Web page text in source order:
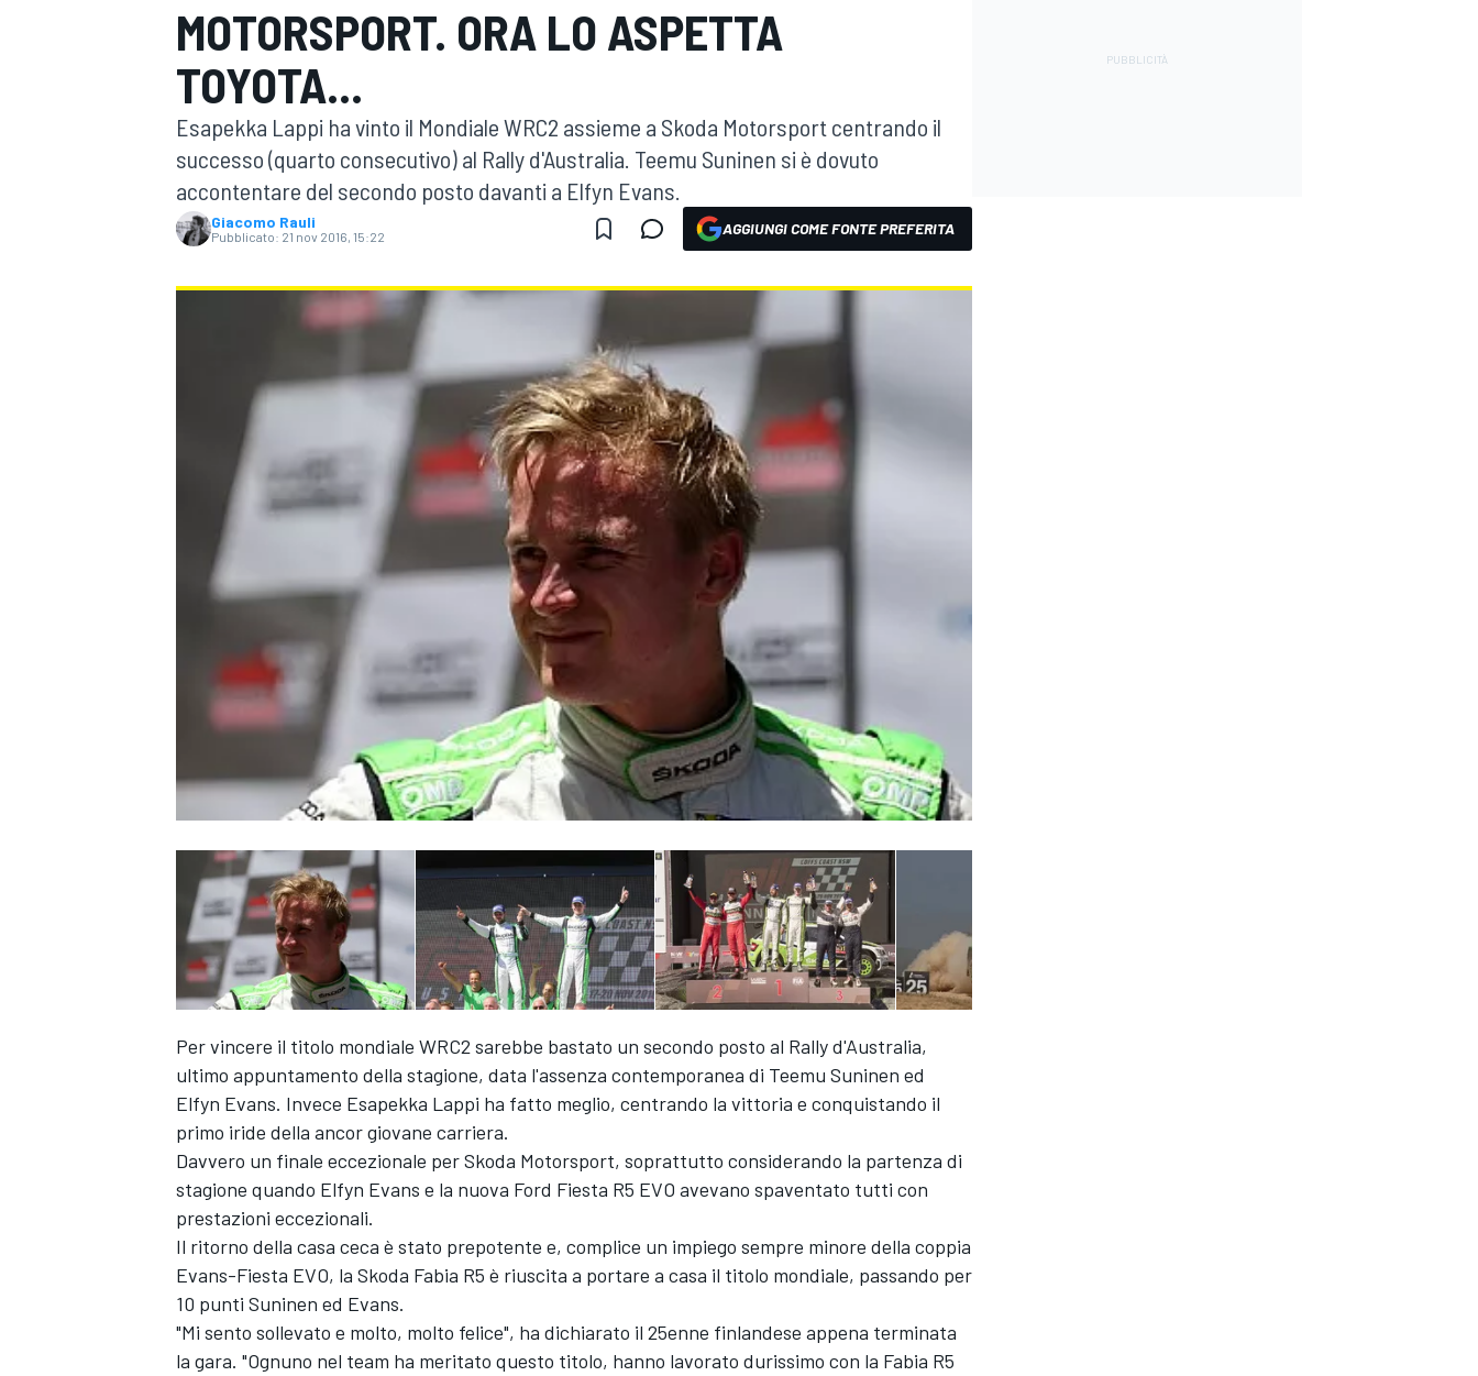
MOTOGP WEC
MONOPOSTO
MOTORSPORT. ORA LO ASPETTA
TOYOTA...
Esapekka Lappi ha vinto il Mondiale WRC2 assieme a Skoda Motorsport centrando il
successo (quarto consecutivo) al Rally d'Australia. Teemu Suninen si è dovuto
accontentare del secondo posto davanti a Elfyn Evans.
Giacomo Rauli
Pubblicato: 21 nov 2016, 15:22 AGGIUNGI COME FONTE PREFERITA
Per vincere il titolo mondiale WRC2 sarebbe bastato un secondo posto al Rally d'Australia,
ultimo appuntamento della stagione, data l'assenza contemporanea di Teemu Suninen ed
Elfyn Evans. Invece Esapekka Lappi ha fatto meglio, centrando la vittoria e conquistando il
primo iride della ancor giovane carriera.
Davvero un finale eccezionale per Skoda Motorsport, soprattutto considerando la partenza di
stagione quando Elfyn Evans e la nuova Ford Fiesta R5 EVO avevano spaventato tutti con
prestazioni eccezionali.
Il ritorno della casa ceca è stato prepotente e, complice un impiego sempre minore della coppia
Evans-Fiesta EVO, la Skoda Fabia R5 è riuscita a portare a casa il titolo mondiale, passando per
10 punti Suninen ed Evans.
"Mi sento sollevato e molto, molto felice", ha dichiarato il 25enne finlandese appena terminata
la gara. "Ognuno nel team ha meritato questo titolo, hanno lavorato durissimo con la Fabia R5